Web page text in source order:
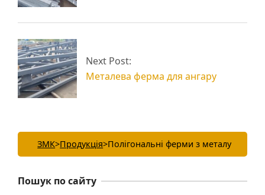
Next Post:
Металева ферма для ангару
ЗМК>Продукція>Полігональні ферми з металу
Пошук по сайту